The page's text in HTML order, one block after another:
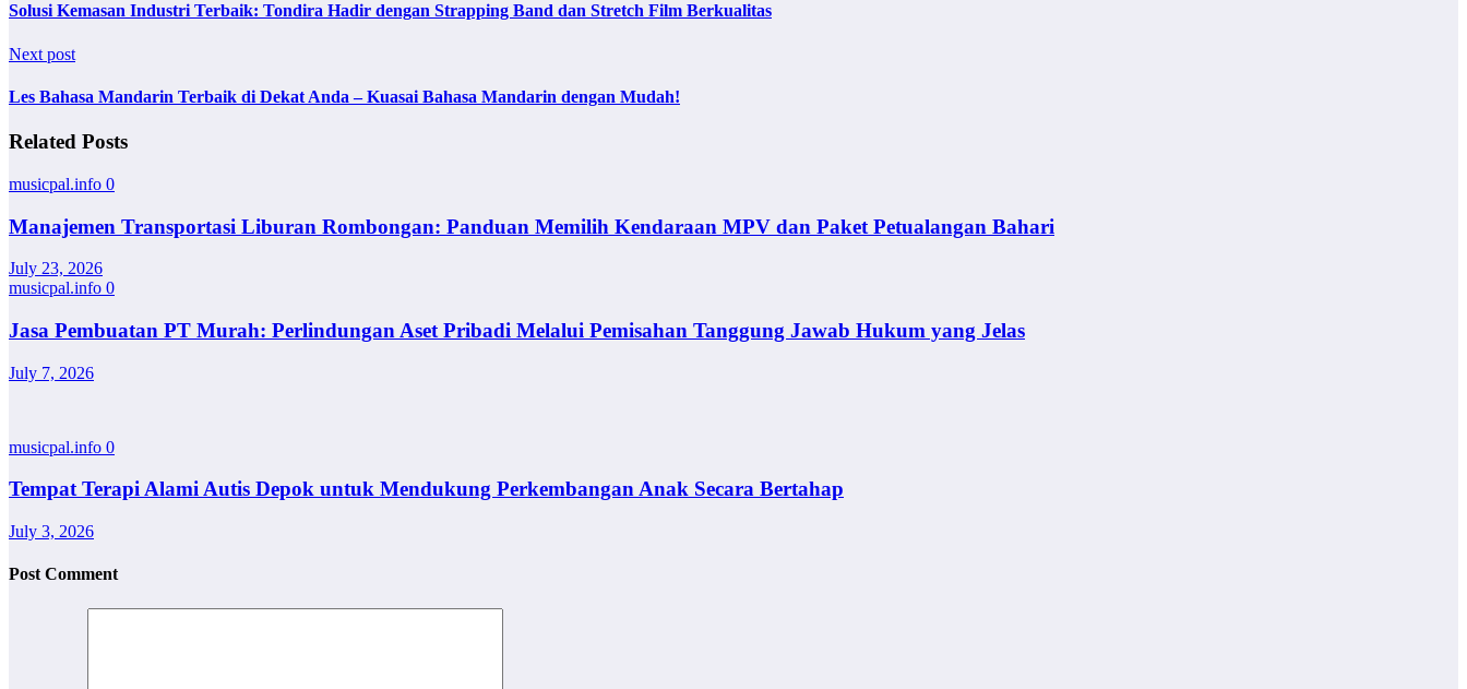
Solusi Kemasan Industri Terbaik: Tondira Hadir dengan Strapping Band dan Stretch Film Berkualitas
Next post
Les Bahasa Mandarin Terbaik di Dekat Anda – Kuasai Bahasa Mandarin dengan Mudah!
Related Posts
musicpal.info 0
Manajemen Transportasi Liburan Rombongan: Panduan Memilih Kendaraan MPV dan Paket Petualangan Bahari
July 23, 2026
musicpal.info 0
Jasa Pembuatan PT Murah: Perlindungan Aset Pribadi Melalui Pemisahan Tanggung Jawab Hukum yang Jelas
July 7, 2026
musicpal.info 0
Tempat Terapi Alami Autis Depok untuk Mendukung Perkembangan Anak Secara Bertahap
July 3, 2026
Post Comment